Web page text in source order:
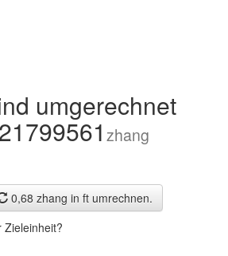
umgerechnet
zhang
0,68 zhang in ft umrechnen.
Zieleinheit?